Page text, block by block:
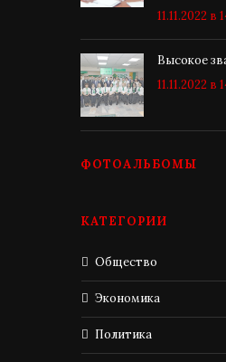
11.11.2022 в
Высокое
11.11.2022 в
ФОТОАЛЬБОМЫ
КАТЕГОРИИ
Общество
Экономика
Политика